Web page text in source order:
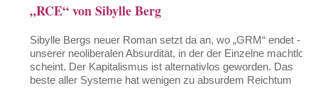
„RCE“ von Sibylle Berg
Sibylle Bergs neuer Roman setzt da an, wo „GRM“ endet - in
unserer neoliberalen Absurdität, in der der Einzelne machtlos
scheint. Der Kapitalismus ist alternativlos geworden. Das
beste aller Systeme hat wenigen zu absurdem Reichtum